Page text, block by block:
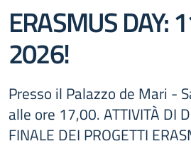
ERASMUS DAY:
2026!
Presso il Palazzo de Mari -
alle ore 17,00. ATTIVITÀ DI
FINALE DEI PROGETTI